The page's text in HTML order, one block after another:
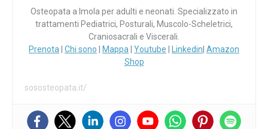
Osteopata a Imola per adulti e neonati. Specializzato in
trattamenti Pediatrici, Posturali, Muscolo-Scheletrici,
Craniosacrali e Viscerali.
Prenota Chi sono Mappa Youtube Linkedin Amazon
Shop
sososteopata.it/